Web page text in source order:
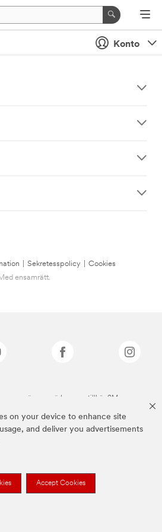
on your device to enhance site
and deliver you advertisements
Accept Cookies
Konto
Sekretesspolicy
Cookies
ensamrätt.
ovan är varumärken som tillhör 3M.